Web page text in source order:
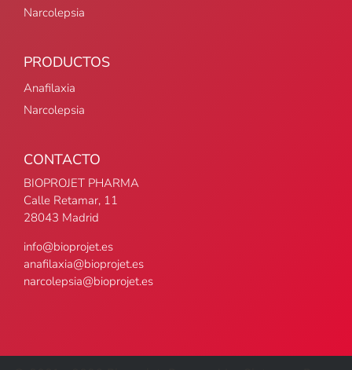
Narcolepsia
PRODUCTOS
Anafilaxia
Narcolepsia
CONTACTO
BIOPROJET PHARMA
Calle Retamar, 11
28043 Madrid
info@bioprojet.es
anafilaxia@bioprojet.es
narcolepsia@bioprojet.es